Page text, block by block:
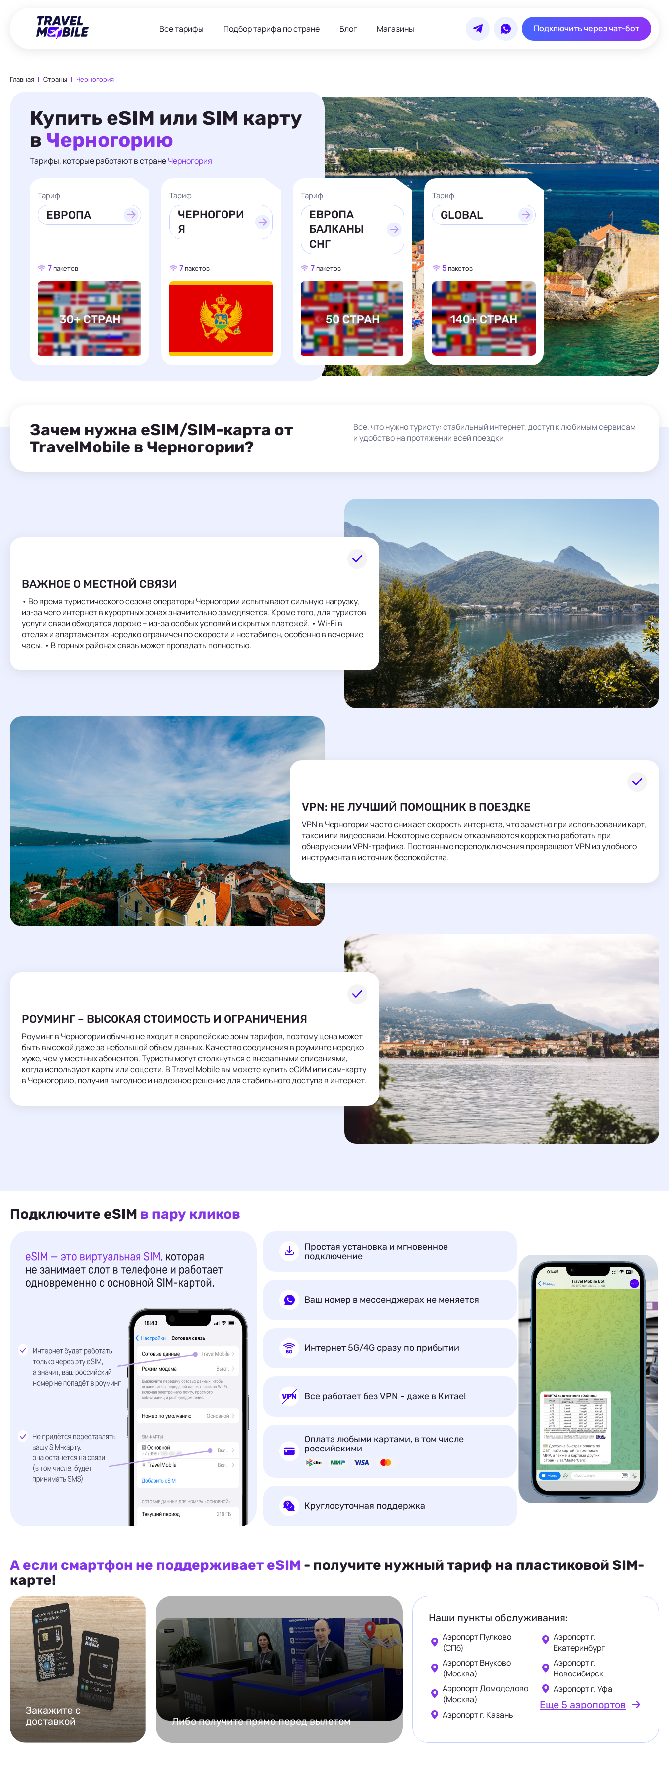
Все тарифы Подбор тарифа по стране Блог Магазины Подключить через чат-бот
Главная Страны Черногория
Купить eSIM или SIM карту
в Черногорию
Тарифы, которые работают в странеЧерногория
Тариф
ЕВРОПА
7 пакетов
Тариф
ЧЕРНОГОРИ
Я
7 пакетов
Тариф
ЕВРОПА
БАЛКАНЫ
СНГ
7 пакетов
Тариф
GLOBAL
5 пакетов
Зачем нужна eSIM/SIM-карта от
TravelMobile в Черногории?
Все, что нужно туристу: стабильный интернет, доступ к любимым сервисам
и удобство на протяжении всей поездки
ВАЖНОЕ О МЕСТНОЙ СВЯЗИ
• Во время туристического сезона операторы Черногории испытывают сильную нагрузку,
из-за чего интернет в курортных зонах значительно замедляется. Кроме того, для туристов
услуги связи обходятся дороже – из-за особых условий и скрытых платежей. • Wi-Fi в
отелях и апартаментах нередко ограничен по скорости и нестабилен, особенно в вечерние
часы. • В горных районах связь может пропадать полностью.
VPN: НЕ ЛУЧШИЙ ПОМОЩНИК В ПОЕЗДКЕ
VPN в Черногории часто снижает скорость интернета, что заметно при использовании карт,
такси или видеосвязи. Некоторые сервисы отказываются корректно работать при
обнаружении VPN-трафика. Постоянные переподключения превращают VPN из удобного
инструмента в источник беспокойства.
РОУМИНГ – ВЫСОКАЯ СТОИМОСТЬ И ОГРАНИЧЕНИЯ
Роуминг в Черногории обычно не входит в европейские зоны тарифов, поэтому цена может
быть высокой даже за небольшой объем данных. Качество соединения в роуминге нередко
хуже, чем у местных абонентов. Туристы могут столкнуться с внезапными списаниями,
когда используют карты или соцсети. В Travel Mobile вы можете купить еСИМ или сим-карту
в Черногорию, получив выгодное и надежное решение для стабильного доступа в интернет.
Подключите eSIM в пару кликов
Простая установка и мгновенное
подключение
Ваш номер в мессенджерах не меняется
Интернет 5G/4G сразу по прибытии
Все работает без VPN - даже в Китае!
Оплата любыми картами, в том числе
российскими
Круглосуточная поддержка
А если смартфон не поддерживает eSIM - получите нужный тариф на пластиковой SIM-
карте!
Закажите с
доставкой
Либо получите прямо перед вылетом
Наши пункты обслуживания:
Аэропорт Пулково
(СПб)
Аэропорт Внуково
(Москва)
Аэропорт Домодедово
(Москва)
Аэропорт г. Казань
Аэропорт г.
Екатеринбург
Аэропорт г.
Новосибирск
Аэропорт г. Уфа
Еще 5 аэропортов